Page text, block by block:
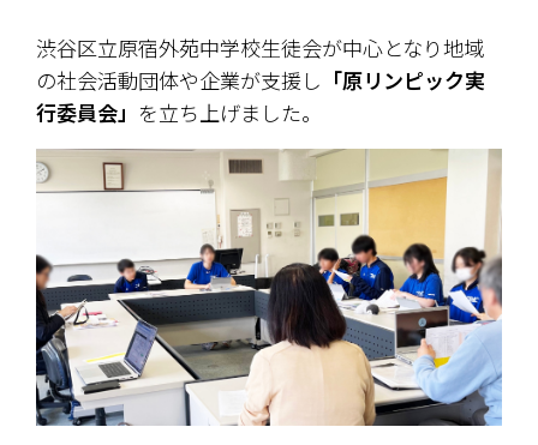
渋谷区立原宿外苑中学校生徒会が中心となり地域
の社会活動団体や企業が支援し 「原リンピック実
行委員会」 を立ち上げました。